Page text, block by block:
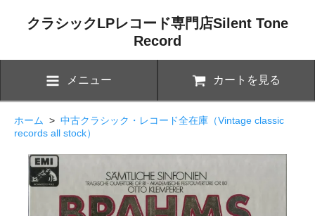
クラシックLPレコード専門店Silent Tone
Record
メニュー カートを見る
ホーム > 中古クラシック・レコード全在庫（Vintage classic
records all stock）